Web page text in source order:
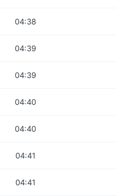
04:38
04:39
04:39
04:40
04:40
04:41
04:41